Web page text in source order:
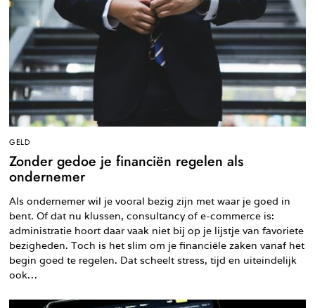
GELD
Zonder gedoe je financiën regelen als
ondernemer
Als ondernemer wil je vooral bezig zijn met waar je goed in
bent. Of dat nu klussen, consultancy of e-commerce is:
administratie hoort daar vaak niet bij op je lijstje van favoriete
bezigheden. Toch is het slim om je financiële zaken vanaf het
begin goed te regelen. Dat scheelt stress, tijd en uiteindelijk
ook…